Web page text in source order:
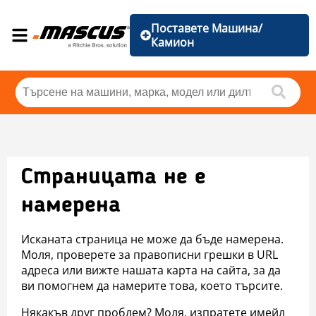
Поставете Машина/
Камион
Страницата не е
намерена
Исканата страница не може да бъде намерена.
Моля, проверете за правописни грешки в URL
адреса или вижте нашата карта на сайта, за да
ви помогнем да намерите това, което търсите.
Някакъв друг проблем? Моля, изпратете имейл